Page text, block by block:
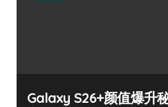
Galaxy S26+颜值爆升